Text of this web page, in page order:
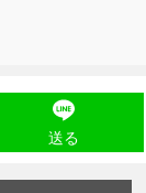
送る